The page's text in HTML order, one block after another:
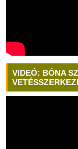
VIDEÓ: BÓNA